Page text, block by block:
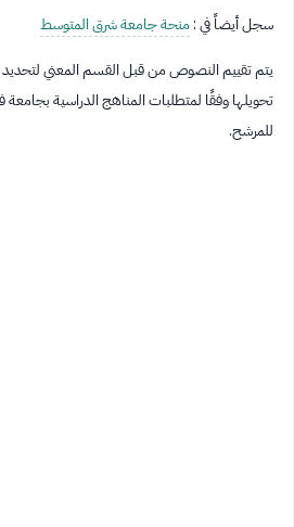
سجل أيضاً في :منحة جامعة شرق المتوسط
يتم تقييم النصوص من قبل القسم المعني لتحديد
تحويلها وفقًا لمتطلبات المناهج الدراسية بجامعة
للمرشح.